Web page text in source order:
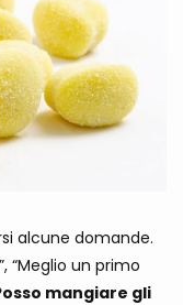
alcune domande.
“Meglio un primo
mangiare gli